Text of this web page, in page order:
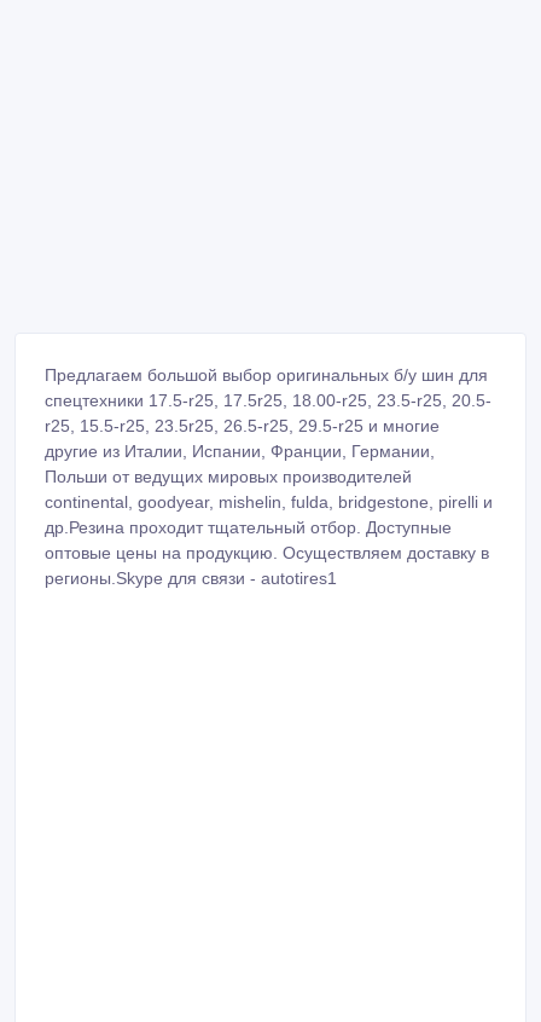
Предлагаем большой выбор оригинальных б/у шин для
спецтехники 17.5-r25, 17.5r25, 18.00-r25, 23.5-r25, 20.5-
r25, 15.5-r25, 23.5r25, 26.5-r25, 29.5-r25 и многие
другие из Италии, Испании, Франции, Германии,
Польши от ведущих мировых производителей
continental, goodyear, mishelin, fulda, bridgestone, pirelli и
др.Резина проходит тщательный отбор. Доступные
оптовые цены на продукцию. Осуществляем доставку в
регионы.Skype для связи - autotires1